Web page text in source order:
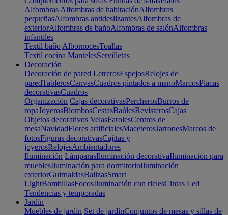
Alfombras Alfombras de habitaciónAlfombras
pequeñasAlfombras antideslizantesAlfombras de
exteriorAlfombras de bañoAlfombras de salónAlfombras
infantiles
Textil baño AlbornocesToallas
Textil cocina MantelesServilletas
Decoración
Decoración de pared LetrerosEspejosRelojes de
paredTablerosCanvasCuadros pintados a manoMarcosPlacas
decorativasCuadros
Organización Cajas decorativasPercherosBurros de
ropaJoyerosBiombosCestasBaúlesRevisterosCajas
Objetos decorativos VelasFarolesCentros de
mesaNavidadFlores artificialesMaceterosJarronesMarcos de
fotosFiguras decorativasCajitas y
joyerosRelojesAmbientadores
Iluminación LámparasIluminación decorativaIluminación para
mueblesIluminación para dormitorioIluminación
exteriorGuirnaldasBalizasSmart
LightBombillasFocosIluminación con rielesCintas Led
Tendencias y temporadas
Jardín
Muebles de jardín Set de jardínConjuntos de mesas y sillas de